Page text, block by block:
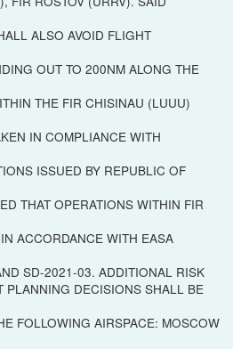
ALSO AVOID FLIGHT
OUT TO 200NM ALONG THE
THE FIR CHISINAU (LUUU)
IN COMPLIANCE WITH
ISSUED BY REPUBLIC OF
THAT OPERATIONS WITHIN FIR
ACCORDANCE WITH EASA
SD-2021-03. ADDITIONAL RISK
PLANNING DECISIONS SHALL BE
FOLLOWING AIRSPACE: MOSCOW